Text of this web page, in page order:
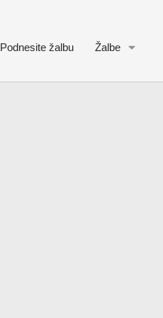
Podnesite žalbu Žalbe